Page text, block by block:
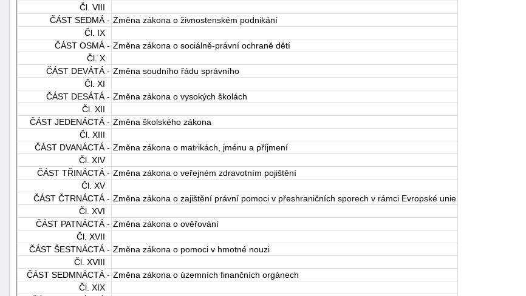
Čl. VIII
ČÁST SEDMÁ - Změna zákona o živnostenském podnikání
Čl. IX
ČÁST OSMÁ - Změna zákona o sociálně-právní ochraně dětí
Čl. X
ČÁST DEVÁTÁ - Změna soudního řádu správního
Čl. XI
ČÁST DESÁTÁ - Změna zákona o vysokých školách
Čl. XII
ČÁST JEDENÁCTÁ - Změna školského zákona
Čl. XIII
ČÁST DVANÁCTÁ - Změna zákona o matrikách, jménu a příjmení
Čl. XIV
ČÁST TŘINÁCTÁ - Změna zákona o veřejném zdravotním pojištění
Čl. XV
ČÁST ČTRNÁCTÁ - Změna zákona o zajištění právní pomoci v přeshraničních sporech v rámci Evropské unie
Čl. XVI
ČÁST PATNÁCTÁ - Změna zákona o ověřování
Čl. XVII
ČÁST ŠESTNÁCTÁ - Změna zákona o pomoci v hmotné nouzi
Čl. XVIII
ČÁST SEDMNÁCTÁ - Změna zákona o územních finančních orgánech
Čl. XIX